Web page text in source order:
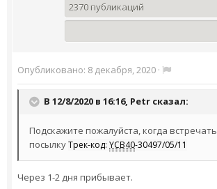
2370 публикаций
Опубликовано: 8 декабря, 2020 ·
В 12/8/2020 в 16:16, Petr сказал:
Подскажите пожалуйста, когда встречать
посылкуТрек-код: YCB40-30497/05/11
Через 1-2 дня прибывает.